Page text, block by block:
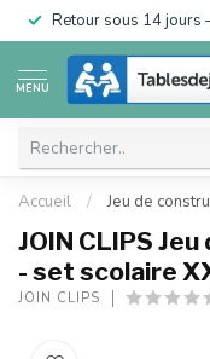
Retour sous 14 jours
MENU
Accueil / Jeu de
JOIN CLIPS
- set scolaire
JOIN CLIPS